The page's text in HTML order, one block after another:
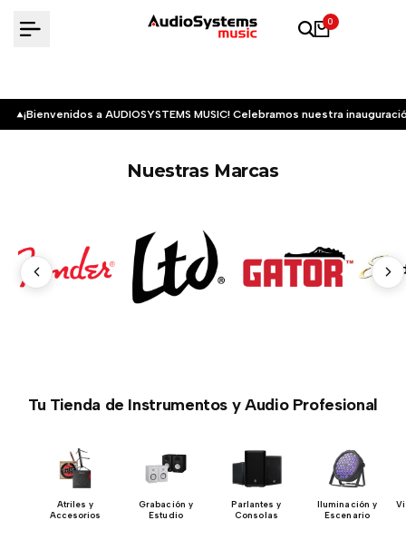
0
¡Bienvenidos a AUDIOSYSTEMS MUSIC! Celebramos nuestra
Nuestras Marcas
Tu Tienda de Instrumentos y Audio Profesional
Atriles y
Accesorios
Grabación y
Estudio
Parlantes y
Consolas
Iluminación y
Escenario